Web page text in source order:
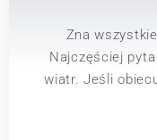
Zna
Najczęściej pyta
wiatr. Jeśli